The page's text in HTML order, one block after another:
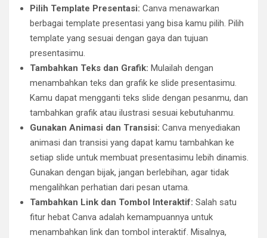
Pilih Template Presentasi: Canva menawarkan
berbagai template presentasi yang bisa kamu pilih. Pilih
template yang sesuai dengan gaya dan tujuan
presentasimu.
Tambahkan Teks dan Grafik: Mulailah dengan
menambahkan teks dan grafik ke slide presentasimu.
Kamu dapat mengganti teks slide dengan pesanmu, dan
tambahkan grafik atau ilustrasi sesuai kebutuhanmu.
Gunakan Animasi dan Transisi: Canva menyediakan
animasi dan transisi yang dapat kamu tambahkan ke
setiap slide untuk membuat presentasimu lebih dinamis.
Gunakan dengan bijak, jangan berlebihan, agar tidak
mengalihkan perhatian dari pesan utama.
Tambahkan Link dan Tombol Interaktif: Salah satu
fitur hebat Canva adalah kemampuannya untuk
menambahkan link dan tombol interaktif. Misalnya,